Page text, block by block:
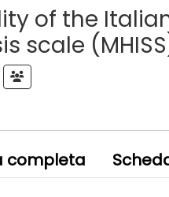
of the
scale
completa